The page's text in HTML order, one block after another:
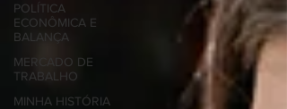
POLÍTICA
ECONÔMICA E
BALANÇA
MERCADO DE
TRABALHO
MINHA HISTÓRIA